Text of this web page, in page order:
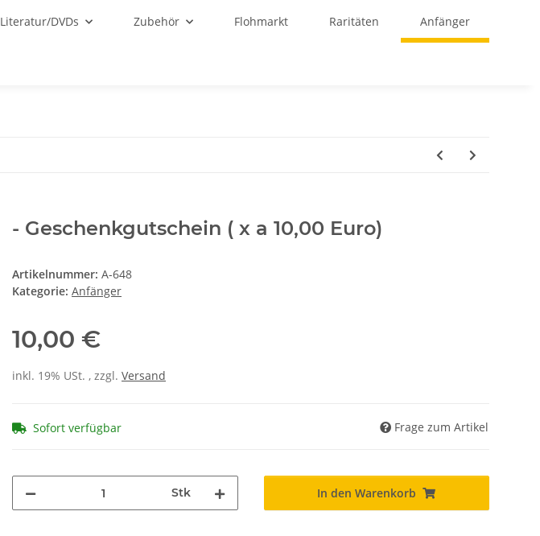
Literatur/DVDs Zubehör Flohmarkt Raritäten Anfänger
- Geschenkgutschein ( x a 10,00 Euro)
Artikelnummer: A-648
Kategorie: Anfänger
10,00 €
inkl. 19% USt. , zzgl. Versand
Sofort verfügbar Frage zum Artikel
Stk In den Warenkorb